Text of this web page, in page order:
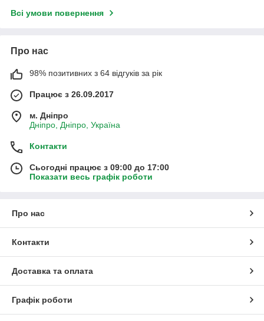
Всі умови повернення
Про нас
98% позитивних з 64 відгуків за рік
Працює з 26.09.2017
м. Дніпро
Дніпро, Дніпро, Україна
Контакти
Сьогодні працює з 09:00 до 17:00
Показати весь графік роботи
Про нас
Контакти
Доставка та оплата
Графік роботи